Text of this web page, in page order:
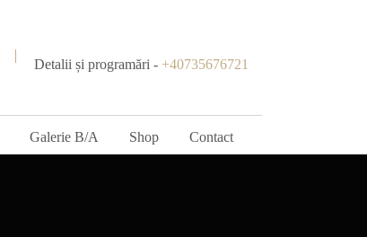
Detalii și programări - +40735676721
Galerie B/A Shop Contact